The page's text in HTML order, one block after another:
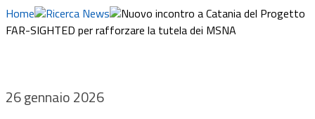
Eventi
Progetti
Home Ricerca News
Nuovo incontro a Catania del Progetto
FAR-SIGHTED per rafforzare la tutela dei MSNA
26 gennaio 2026